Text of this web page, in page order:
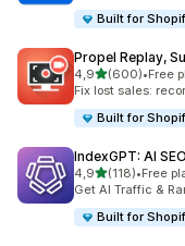
Built for
Propel Replay,
4,9de 5 estrelas
(600)
600 total de•Free
Fix lost sales:
Built for
IndexGPT: AI
4,9de 5 estrelas
(118)
118 total de
•Free
Get AI Traffic &
Built for